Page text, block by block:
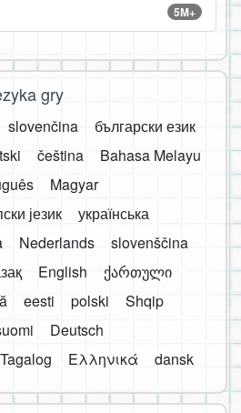
5M+
gry
slovenčina
български език
čeština
Bahasa Melayu
Magyar
језик
українська
Nederlands
slovenščina
English
ქართული
eesti polski
Shqip
Deutsch
Tagalog Ελληνικά dansk